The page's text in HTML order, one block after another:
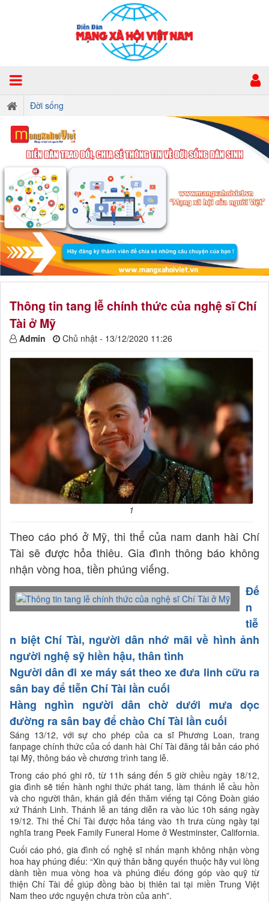
Đời sống
Thông tin tang lễ chính thức của nghệ sĩ Chí
Tài ở Mỹ
Admin Chủ nhật - 13/12/2020 11:26
1
Theo cáo phó ở Mỹ, thi thể của nam danh hài Chí
Tài sẽ được hỏa thiêu. Gia đình thông báo không
nhận vòng hoa, tiền phúng viếng.
Đế
n
tiễ
n biệt Chí Tài, người dân nhớ mãi về hình ảnh
người nghệ sỹ hiền hậu, thân tình
Người dân đi xe máy sát theo xe đưa linh cữu ra
sân bay để tiễn Chí Tài lần cuối
Hàng nghìn người dân chờ dưới mưa dọc
đường ra sân bay để chào Chí Tài lần cuối
Sáng 13/12, với sự cho phép của ca sĩ Phương Loan, trang
fanpage chính thức của cố danh hài Chí Tài đăng tải bản cáo phó
tại Mỹ, thông báo về chương trình tang lễ.
Trong cáo phó ghi rõ, từ 11h sáng đến 5 giờ chiều ngày 18/12,
gia đình sẽ tiến hành nghi thức phát tang, làm thánh lễ cầu hồn
và cho người thân, khán giả đến thăm viếng tại Công Đoàn giáo
xứ Thánh Linh. Thánh lễ an táng diễn ra vào lúc 10h sáng ngày
19/12. Thi thể Chí Tài được hỏa táng vào 1h trưa cùng ngày tại
nghĩa trang Peek Family Funeral Home ở Westminster, California.
Cuối cáo phó, gia đình cố nghệ sĩ nhấn mạnh không nhận vòng
hoa hay phúng điếu: “Xin quý thân bằng quyến thuộc hãy vui lòng
dành tiền mua vòng hoa và phúng điếu đóng góp vào quỹ từ
thiện Chí Tài để giúp đồng bào bị thiên tai tại miền Trung Việt
Nam theo ước nguyện chưa tròn của anh”.